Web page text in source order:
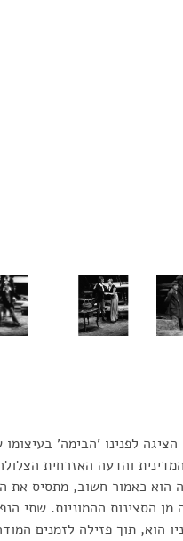
לפנינו 'הבימה'
והדעה האזרחית
הוא כאמור חשוב, מתסיס את
הסצינות ההמוניות. שתי
הוא, תוך פזילה לזמנים